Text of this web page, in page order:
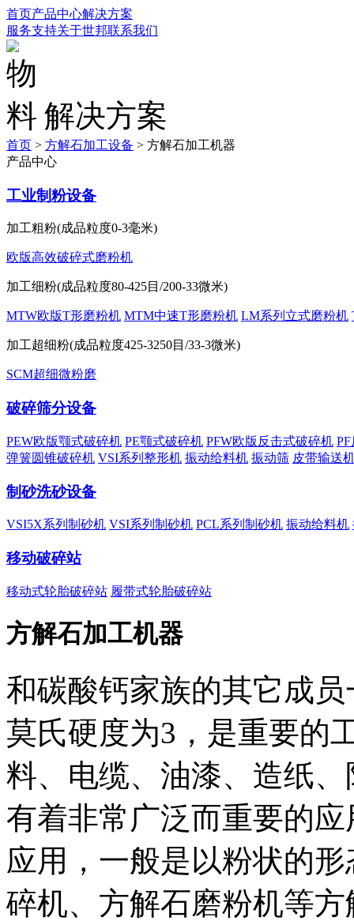
首页产品中心解决方案
服务支持关于世邦联系我们
解决方案
首页 > 方解石加工设备 > 方解石加工机器
产品中心
工业制粉设备
加工粗粉(成品粒度0-3毫米)
欧版高效破碎式磨粉机
加工细粉(成品粒度80-425目/200-33微米)
MTW欧版T形磨粉机 MTM中速T形磨粉机 LM系列立式磨粉机
加工超细粉(成品粒度425-3250目/33-3微米)
SCM超细微粉磨
破碎筛分设备
PEW欧版颚式破碎机 PE颚式破碎机 PFW欧版反击式破碎机
弹簧圆锥破碎机 VSI系列整形机 振动给料机 振动筛 皮带输送
制砂洗砂设备
VSI5X系列制砂机 VSI系列制砂机 PCL系列制砂机 振动给料机
移动破碎站
移动式轮胎破碎站 履带式轮胎破碎站
方解石加工机器
和碳酸钙家族的其它成
莫氏硬度为3，是重要的
料、电缆、油漆、造纸
有着非常广泛而重要的
应用，一般是以粉状的
碎机、方解石磨粉机等